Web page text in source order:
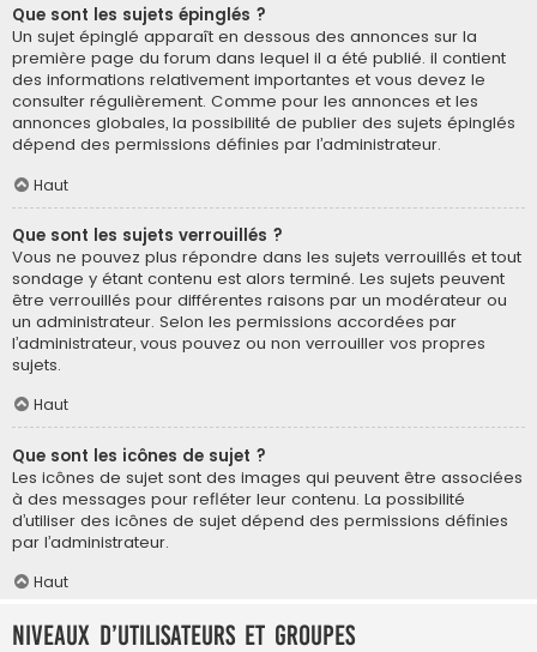
Que sont les sujets épinglés ?
Un sujet épinglé apparaît en dessous des annonces sur la
première page du forum dans lequel il a été publié. il contient
des informations relativement importantes et vous devez le
consulter régulièrement. Comme pour les annonces et les
annonces globales, la possibilité de publier des sujets épinglés
dépend des permissions définies par l’administrateur.
Haut
Que sont les sujets verrouillés ?
Vous ne pouvez plus répondre dans les sujets verrouillés et tout
sondage y étant contenu est alors terminé. Les sujets peuvent
être verrouillés pour différentes raisons par un modérateur ou
un administrateur. Selon les permissions accordées par
l’administrateur, vous pouvez ou non verrouiller vos propres
sujets.
Haut
Que sont les icônes de sujet ?
Les icônes de sujet sont des images qui peuvent être associées
à des messages pour refléter leur contenu. La possibilité
d’utiliser des icônes de sujet dépend des permissions définies
par l’administrateur.
Haut
Niveaux d’utilisateurs et groupes